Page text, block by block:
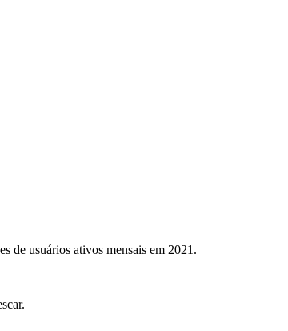
de usuários ativos mensais em 2021.